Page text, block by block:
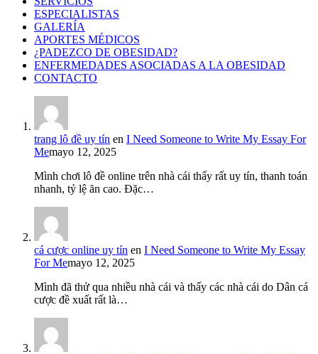
ESPECIALISTAS
GALERÍA
APORTES MÉDICOS
¿PADEZCO DE OBESIDAD?
ENFERMEDADES ASOCIADAS A LA OBESIDAD
CONTACTO
trang lô đề uy tín en I Need Someone to Write My Essay For
Memayo 12, 2025
Mình chơi lô đề online trên nhà cái thấy rất uy tín, thanh toán
nhanh, tỷ lệ ăn cao. Đặc…
cá cược online uy tín en I Need Someone to Write My Essay
For Memayo 12, 2025
Mình đã thử qua nhiều nhà cái và thấy các nhà cái do Dân cá
cược đề xuất rất là…